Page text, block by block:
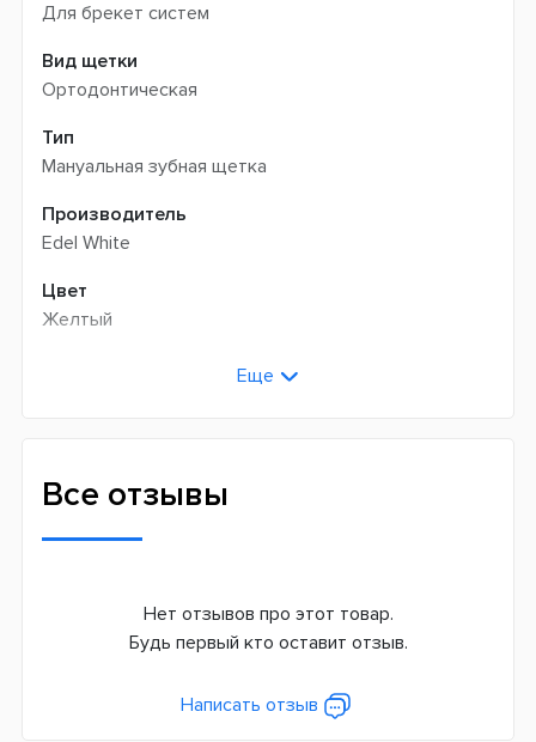
Для брекет систем
Вид щетки
Ортодонтическая
Тип
Мануальная зубная щетка
Производитель
Edel White
Цвет
Желтый
Швейцария
Еще
Все отзывы
Нет отзывов про этот товар.
Будь первый кто оставит отзыв.
Написать отзыв